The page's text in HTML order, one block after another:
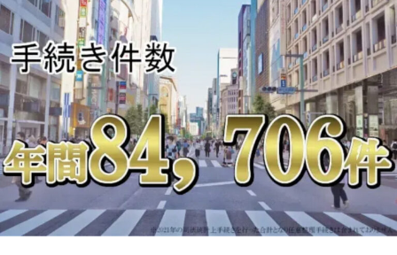
この借金減額シミュレーターを
きっかけにして、
借金３４０万円⇒０円
にできた人がいるんです！